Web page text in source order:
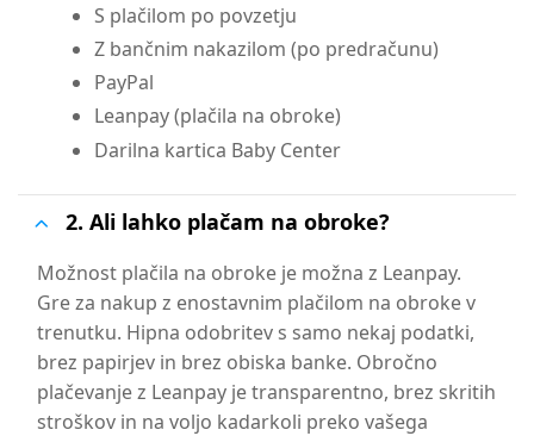
S plačilom po povzetju
Z bančnim nakazilom (po predračunu)
PayPal
Leanpay (plačila na obroke)
Darilna kartica Baby Center
2. Ali lahko plačam na obroke?
Možnost plačila na obroke je možna z Leanpay.
Gre za nakup z enostavnim plačilom na obroke v
trenutku. Hipna odobritev s samo nekaj podatki,
brez papirjev in brez obiska banke. Obročno
plačevanje z Leanpay je transparentno, brez skritih
stroškov in na voljo kadarkoli preko vašega